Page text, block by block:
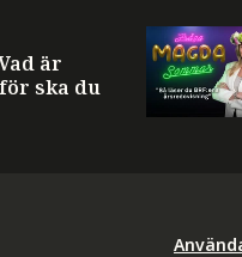
är
ska du